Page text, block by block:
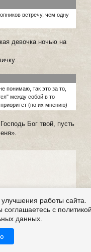
встречу, чем одну
девочка ночью на
понимаю, так это за то,
между собой в то
(по их мнению)
Бог твой, пусть
работы сайта.
с
данных.